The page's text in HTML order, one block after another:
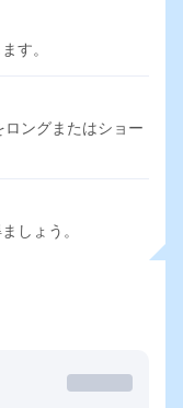
す。
ングまたはショー
しょう。